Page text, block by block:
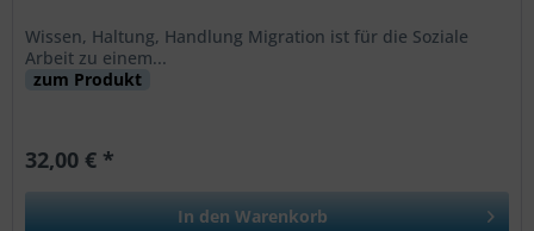
Wissen, Haltung, Handlung Migration ist für die Soziale
Arbeit zu einem...
zum Produkt
32,00 € *
In den Warenkorb